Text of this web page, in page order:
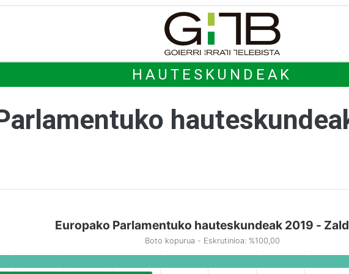
HAUTESKUNDEAK
Europako Parlamentuko hauteskundeak 2019 -
Boto kopurua - Eskrutinioa: %100,00